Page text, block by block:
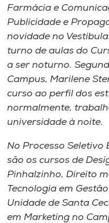
Farmácia e
Publicidade e
novidade no
turno de aulas do
a ser noturno.
Campus, Marilene
curso ao perfil dos
normalmente,
universidade à noite.
No Processo Seletivo
são os cursos de
Pinhalzinho, Direito
Tecnologia em
Unidade de Santa
em Marketing no